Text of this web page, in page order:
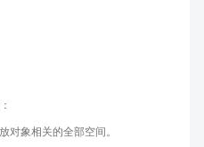
对象相关的全部空间。